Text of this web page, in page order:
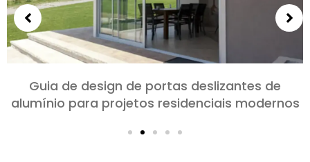
Escolhendo portas de alumínio para quartos e
salas: Conforto, Estilo, e privacidade